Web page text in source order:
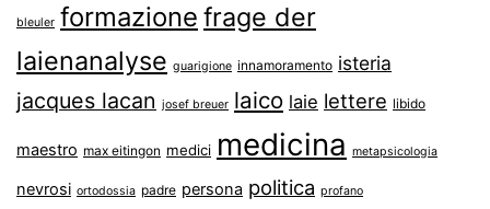
bleuler formazione frage der
laienanalyse guarigione innamoramento isteria
jacques lacan josef breuer laico laie lettere libido
maestro max eitingon medici medicina metapsicologia
nevrosi ortodossia padre persona politica profano